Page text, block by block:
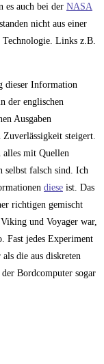
es auch bei der NASA
nicht aus einer
Links z.B.
dieser Information
der englischen
Ausgaben
steigert.
alles mit Quellen
selbst falsch sind. Ich
diese ist. Das
richtigen gemischt
und Voyager war,
Fast jedes Experiment
die aus diskreten
Bordcomputer sogar